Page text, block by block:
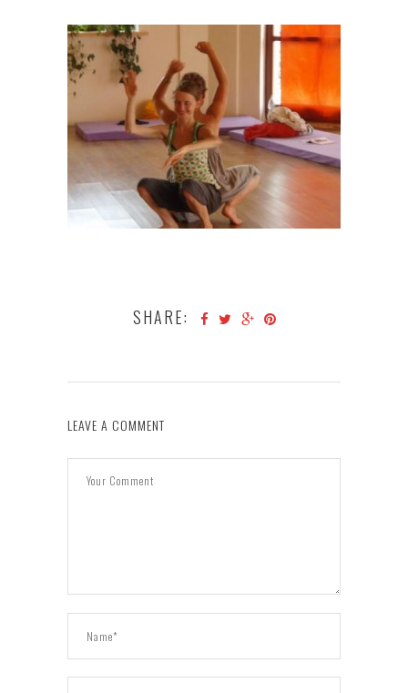
SHARE:
LEAVE A COMMENT